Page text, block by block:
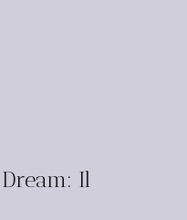
Il